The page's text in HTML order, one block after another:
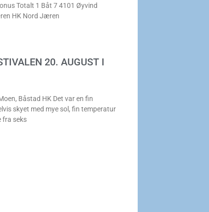
Totalt 1 Båt 7 4101 Øyvind
HK Nord Jæren
20. AUGUST I
Båstad HK Det var en fin
skyet med mye sol, fin temperatur
fra seks